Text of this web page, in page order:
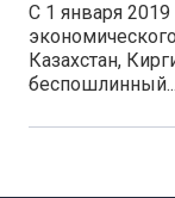
С 1 января
Казахстан,
беспошлинный...